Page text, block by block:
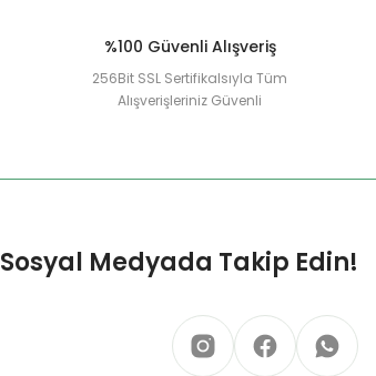
%100 Güvenli Alışveriş
256Bit SSL Sertifikalsıyla Tüm
Alışverişleriniz Güvenli
Sosyal Medyada Takip Edin!